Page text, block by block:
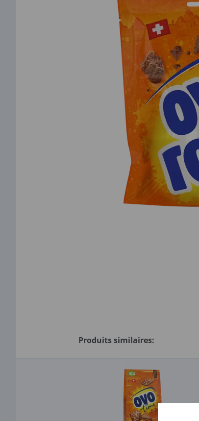
Produits similaires: